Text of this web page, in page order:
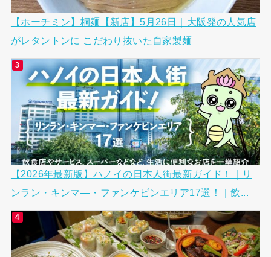
【ホーチミン】桐麺【新店】5月26日｜大阪発の人気店
がレタントンに こだわり抜いた自家製麺
【2026年最新版】ハノイの日本人街最新ガイド！｜リ
ンラン・キンマ―・ファンケビンエリア17選！｜飲...